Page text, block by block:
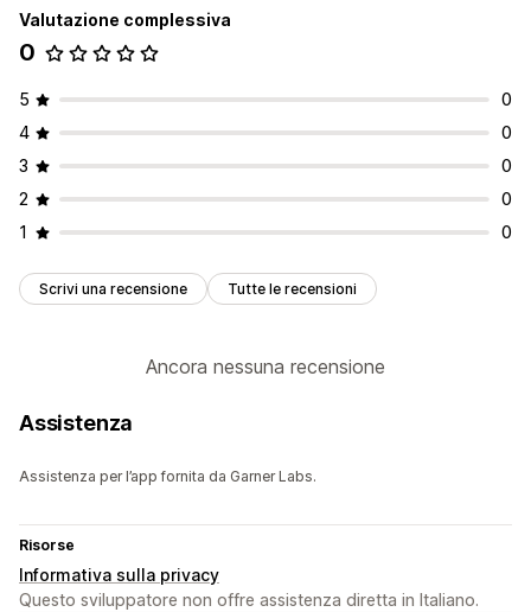
Gestione delle campagne
Gestione dei pixel
Analisi delle performance
Percentuali di clic Monitoraggio delle conversioni
Valutazione complessiva
0
5
0
4
0
3
0
2
0
1
0
Scrivi una recensione Tutte le recensioni
Ancora nessuna recensione
Assistenza
Assistenza per l’app fornita da Garner Labs.
Risorse
Informativa sulla privacy
Questo sviluppatore non offre assistenza diretta in Italiano.